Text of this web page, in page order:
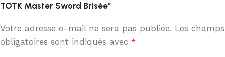
TOTK Master Sword Brisée”
Votre adresse e-mail ne sera pas publiée. Les champs
obligatoires sont indiqués avec *